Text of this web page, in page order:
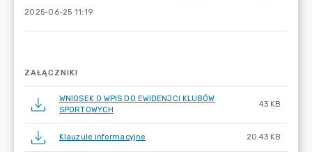
2025-06-25 11:19
ZAŁĄCZNIKI
WNIOSEK O WPIS DO EWIDENJCI KLUBÓW
SPORTOWYCH
43 KB
Klauzule informacyjne 20.43 KB